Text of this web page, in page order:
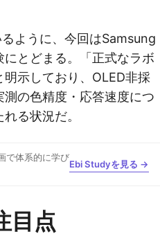
ように、今回はSamsung
とどまる。「正式なラボ
示しており、OLED非採
の色精度・応答速度につ
る状況だ。
で体系的に学び
Ebi Studyを見る →
目点